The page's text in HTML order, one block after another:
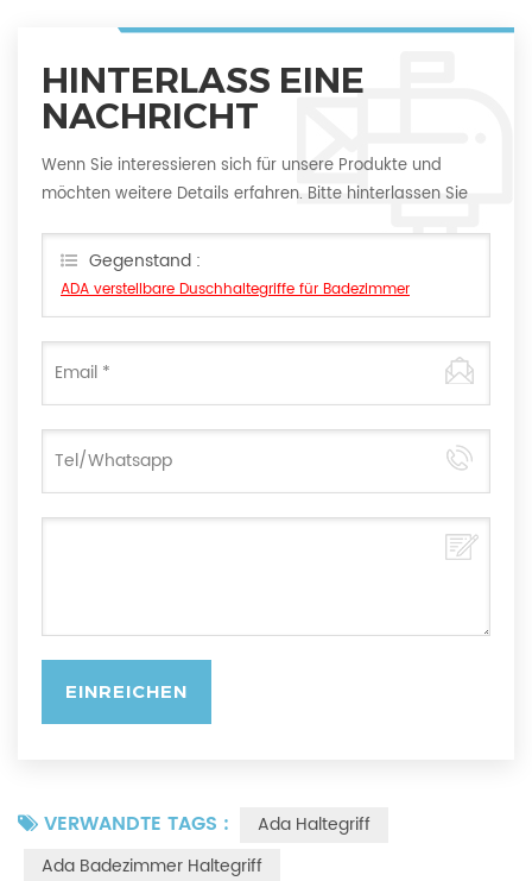
HINTERLASS EINE
NACHRICHT
Wenn Sie interessieren sich für unsere Produkte und
möchten weitere Details erfahren. Bitte hinterlassen Sie
möglich antworten
Gegenstand :
ADA verstellbare Duschhaltegriffe für Badezimmer
VERWANDTE TAGS :
Ada Haltegriff
Ada Badezimmer Haltegriff